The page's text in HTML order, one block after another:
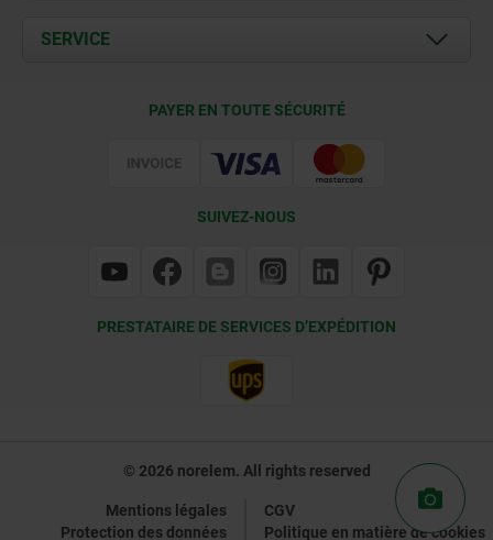
Contact
Documents
SERVICE
PAYER EN TOUTE SÉCURITÉ
SUIVEZ-NOUS
PRESTATAIRE DE SERVICES D’EXPÉDITION
© 2026 norelem. All rights reserved
Mentions légales
CGV
Protection des données
Politique en matière de cookies